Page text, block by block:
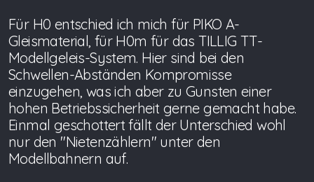
Für H0 entschied ich mich für PIKO A-
Gleismaterial, für H0m für das TILLIG TT-
Modellgeleis-System. Hier sind bei den
Schwellen-Abständen Kompromisse
einzugehen, was ich aber zu Gunsten einer
hohen Betriebssicherheit gerne gemacht habe.
Einmal geschottert fällt der Unterschied wohl
nur den "Nietenzählern" unter den
Modellbahnern auf.